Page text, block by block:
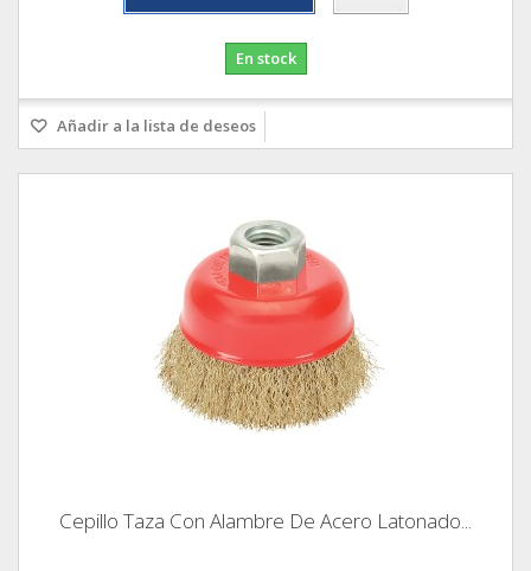
En stock
Añadir a la lista de deseos
Cepillo Taza Con Alambre De Acero Latonado...